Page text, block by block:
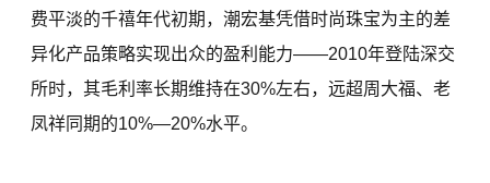
费平淡的千禧年代初期，潮宏基凭借时尚珠宝为主的差
异化产品策略实现出众的盈利能力——2010年登陆深交
所时，其毛利率长期维持在30%左右，远超周大福、老
凤祥同期的10%—20%水平。